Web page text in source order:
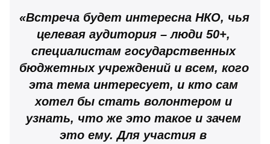
«Встреча будет интересна НКО, чья
целевая аудитория – люди 50+,
специалистам государственных
бюджетных учреждений и всем, кого
эта тема интересует, и кто сам
хотел бы стать волонтером и
узнать, что же это такое и зачем
это ему. Для участия в